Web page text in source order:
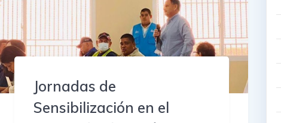
Jornadas de
Sensibilización en el